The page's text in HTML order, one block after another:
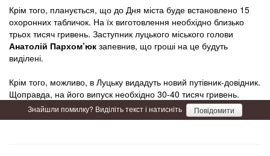
Крім того, планується, що до Дня міста буде встановлено 15
охоронних табличок. На їх виготовлення необхідно близько
трьох тисяч гривень. Заступник луцького міського голови
Анатолій Пархом’юк запевнив, що гроші на це будуть
виділені.
Крім того, можливо, в Луцьку видадуть новий путівник-довідник.
Щоправда, на його випуск необхідно 30-40 тисяч гривень.
Знайшли помилку? Виділіть текст і натисніть Повідомити